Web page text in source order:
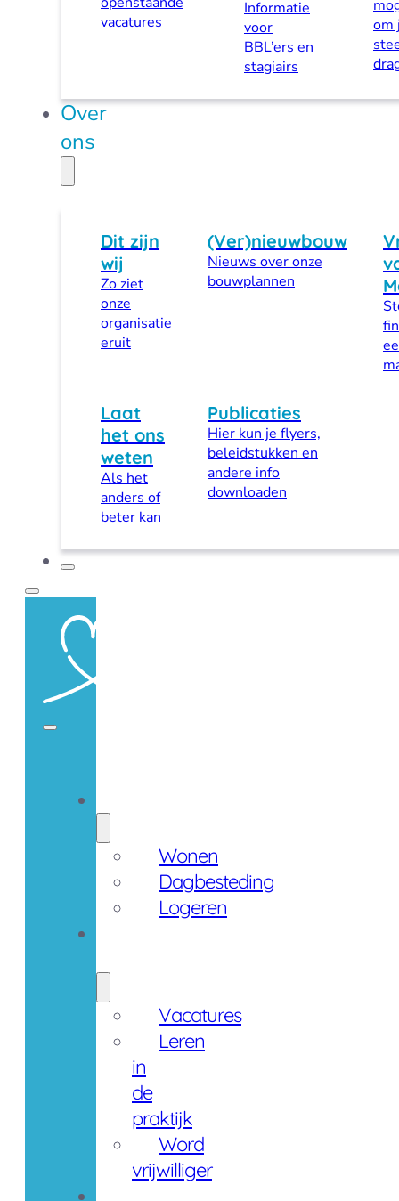
vacatures
Informatie
voor
BBL’ers en
stagiairs
om
Over
ons
Dit zijn
wij
Zo ziet
onze
organisatie
eruit
(Ver)nieuwbouw
Nieuws over onze
bouwplannen
Laat
het ons
weten
Als het
anders of
beter kan
Publicaties
Hier kun je flyers,
beleidstukken en
andere info
downloaden
Wonen
Dagbesteding
Logeren
Vacatures
Leren
in
de
praktijk
Word
vrijwilliger